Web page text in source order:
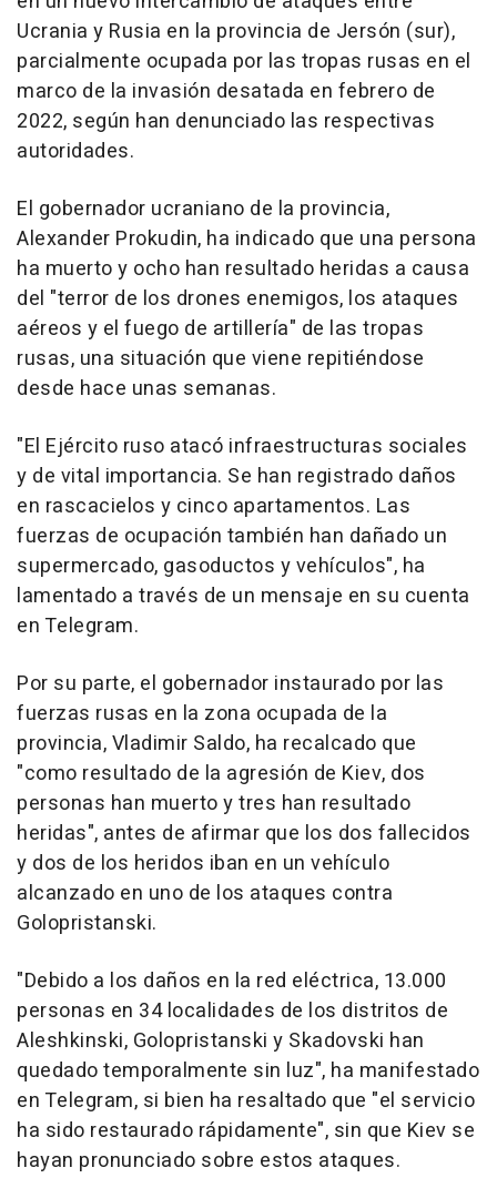
Ucrania y Rusia en la provincia de Jersón (sur),
parcialmente ocupada por las tropas rusas en el
marco de la invasión desatada en febrero de
2022, según han denunciado las respectivas
autoridades.
El gobernador ucraniano de la provincia,
Alexander Prokudin, ha indicado que una persona
ha muerto y ocho han resultado heridas a causa
del "terror de los drones enemigos, los ataques
aéreos y el fuego de artillería" de las tropas
rusas, una situación que viene repitiéndose
desde hace unas semanas.
"El Ejército ruso atacó infraestructuras sociales
y de vital importancia. Se han registrado daños
en rascacielos y cinco apartamentos. Las
fuerzas de ocupación también han dañado un
supermercado, gasoductos y vehículos", ha
lamentado a través de un mensaje en su cuenta
en Telegram.
Por su parte, el gobernador instaurado por las
fuerzas rusas en la zona ocupada de la
provincia, Vladimir Saldo, ha recalcado que
"como resultado de la agresión de Kiev, dos
personas han muerto y tres han resultado
heridas", antes de afirmar que los dos fallecidos
y dos de los heridos iban en un vehículo
alcanzado en uno de los ataques contra
Golopristanski.
"Debido a los daños en la red eléctrica, 13.000
personas en 34 localidades de los distritos de
Aleshkinski, Golopristanski y Skadovski han
quedado temporalmente sin luz", ha manifestado
en Telegram, si bien ha resaltado que "el servicio
ha sido restaurado rápidamente", sin que Kiev se
hayan pronunciado sobre estos ataques.